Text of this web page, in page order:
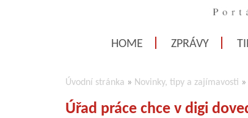
HOME ZPRÁVY
Úvodní stránka » Novinky, tipy a zajímavosti »
Úřad práce chce v digi